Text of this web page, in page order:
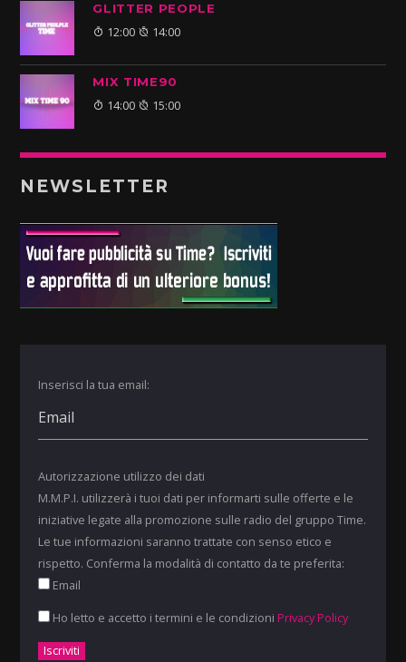
GLITTER PEOPLE
12:00 14:00
MIX TIME90
14:00 15:00
NEWSLETTER
Inserisci la tua email:
Autorizzazione utilizzo dei dati
M.M.P.I. utilizzerà i tuoi dati per informarti sulle offerte e le
iniziative legate alla promozione sulle radio del gruppo Time.
Le tue informazioni saranno trattate con senso etico e
rispetto. Conferma la modalità di contatto da te preferita:
Email
Ho letto e accetto i termini e le condizioni Privacy Policy